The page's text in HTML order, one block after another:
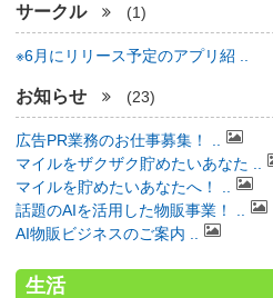
サークル (1)
※6月にリリース予定のアプリ紹 ..
お知らせ (23)
広告PR業務のお仕事募集！ ..
マイルをザクザク貯めたいあなた ..
マイルを貯めたいあなたへ！ ..
話題のAIを活用した物販事業！ ..
AI物販ビジネスのご案内 ..
生活